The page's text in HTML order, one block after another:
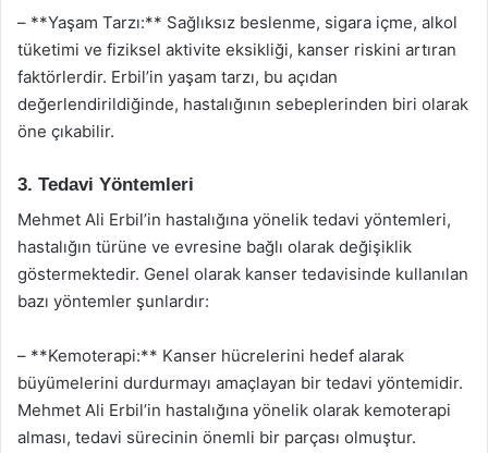
– **Yaşam Tarzı:** Sağlıksız beslenme, sigara içme, alkol
tüketimi ve fiziksel aktivite eksikliği, kanser riskini artıran
faktörlerdir. Erbil’in yaşam tarzı, bu açıdan
değerlendirildiğinde, hastalığının sebeplerinden biri olarak
öne çıkabilir.
3. Tedavi Yöntemleri
Mehmet Ali Erbil’in hastalığına yönelik tedavi yöntemleri,
hastalığın türüne ve evresine bağlı olarak değişiklik
göstermektedir. Genel olarak kanser tedavisinde kullanılan
bazı yöntemler şunlardır:
– **Kemoterapi:** Kanser hücrelerini hedef alarak
büyümelerini durdurmayı amaçlayan bir tedavi yöntemidir.
Mehmet Ali Erbil’in hastalığına yönelik olarak kemoterapi
alması, tedavi sürecinin önemli bir parçası olmuştur.